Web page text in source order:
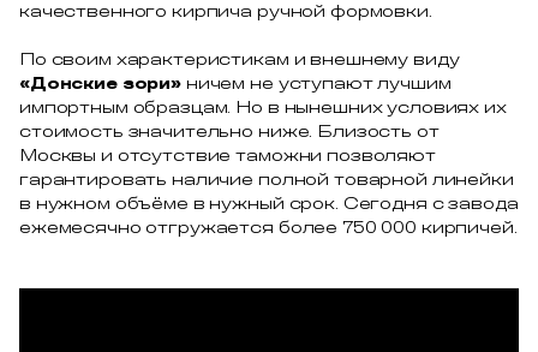
качественного кирпича ручной формовки.
По своим характеристикам и внешнему виду
«Донские зори» ничем не уступают лучшим
импортным образцам. Но в нынешних условиях их
стоимость значительно ниже. Близость от
Москвы и отсутствие таможни позволяют
гарантировать наличие полной товарной линейки
в нужном объёме в нужный срок. Сегодня с завода
ежемесячно отгружается более 750 000 кирпичей.